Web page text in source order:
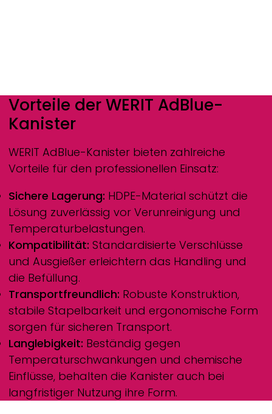
Vorteile derWERIT AdBlue-
Kanister
WERIT AdBlue-Kanister bieten zahlreiche
Vorteile für den professionellen Einsatz:
Sichere Lagerung: HDPE-Material schützt die
Lösung zuverlässig vor Verunreinigung und
Temperaturbelastungen.
Kompatibilität: Standardisierte Verschlüsse
und Ausgießer erleichtern das Handling und
die Befüllung.
Transportfreundlich: Robuste Konstruktion,
stabile Stapelbarkeit und ergonomische Form
sorgen für sicheren Transport.
Langlebigkeit: Beständig gegen
Temperaturschwankungen und chemische
Einflüsse, behalten die Kanister auch bei
langfristiger Nutzung ihre Form.